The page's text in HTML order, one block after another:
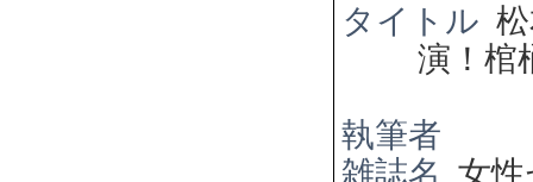
タイトル
演！棺
執筆者
雑誌名 女